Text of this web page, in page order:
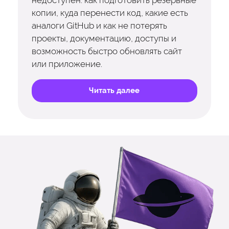
копии, куда перенести код, какие есть
аналоги GitHub и как не потерять
проекты, документацию, доступы и
возможность быстро обновлять сайт
или приложение.
Читать далее